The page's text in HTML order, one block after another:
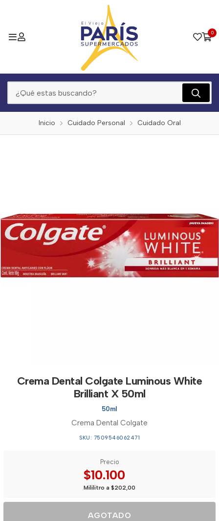
0
Inicio Cuidado Personal Cuidado Oral
Crema Dental Colgate Luminous White
Brilliant X 50ml
50ml
Crema Dental Colgate
SKU: 7509546062471
Precio
$10.100
Mililitro a $202,00
AGOTADO